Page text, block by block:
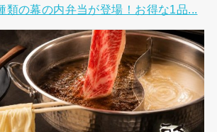
類の幕の内弁当が登場！お得な1品...